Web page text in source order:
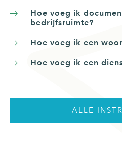
Hoe voeg ik
bedrijfsruimte?
Hoe voeg ik een
Hoe voeg ik een
ALLE